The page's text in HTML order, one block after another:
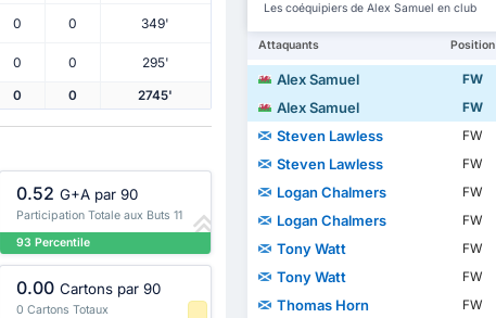
0 0 349'
0 0 295'
0 0 2745'
0.52 G+A par 90
Participation Totale aux Buts 11
93 Percentile
0.00 Cartons par 90
0 Cartons Totaux
Les coéquipiers de Alex Samuel en club
Attaquants Position
Alex Samuel FW
Alex Samuel
FW
Steven Lawless
FW
Steven Lawless
FW
Logan Chalmers
FW
Logan Chalmers
FW
Tony Watt
FW
Tony Watt
FW
Thomas Horn
FW